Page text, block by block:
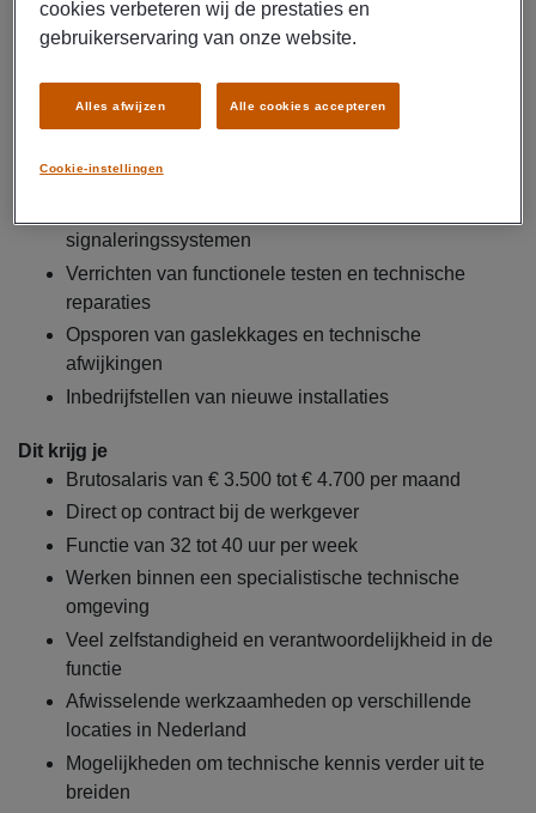
Uitvoeren van onderhoud en inspecties aan actuators
en afsluiters
aandrijfsystemen
signaleringssystemen
Verrichten van functionele testen en technische
reparaties
Opsporen van gaslekkages en technische
afwijkingen
Inbedrijfstellen van nieuwe installaties
Dit krijg je
Brutosalaris van € 3.500 tot € 4.700 per maand
Direct op contract bij de werkgever
Functie van 32 tot 40 uur per week
Werken binnen een specialistische technische
omgeving
Veel zelfstandigheid en verantwoordelijkheid in de
functie
Afwisselende werkzaamheden op verschillende
locaties in Nederland
Mogelijkheden om technische kennis verder uit te
breiden
cookies verbeteren wij de prestaties en
gebruikerservaring van onze website.
Cookie-instellingen
Alles afwijzen Alle cookies accepteren